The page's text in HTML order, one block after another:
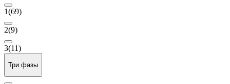
1(69)
2(9)
3(11)
Три фазы